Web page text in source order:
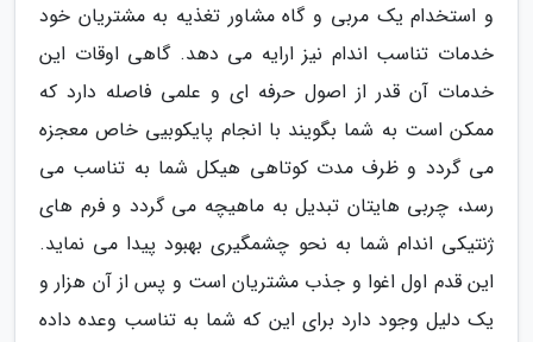
و استخدام یک مربی و گاه مشاور تغذیه به مشتریان خود
خدمات تناسب اندام نیز ارایه می دهد. گاهی اوقات این
خدمات آن قدر از اصول حرفه ای و علمی فاصله دارد که
ممکن است به شما بگویند با انجام پایکوبیی خاص معجزه
می گردد و ظرف مدت کوتاهی هیکل شما به تناسب می
رسد، چربی هایتان تبدیل به ماهیچه می گردد و فرم های
ژنتیکی اندام شما به نحو چشمگیری بهبود پیدا می نماید.
این قدم اول اغوا و جذب مشتریان است و پس از آن هزار و
یک دلیل وجود دارد برای این که شما به تناسب وعده داده